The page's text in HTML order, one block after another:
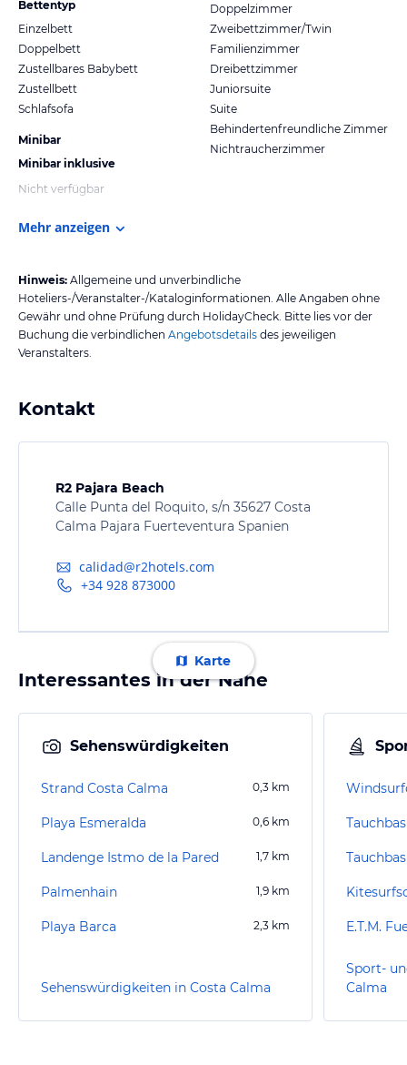
Bettentyp
Einzelbett
Doppelbett
Zustellbares Babybett
Zustellbett
Schlafsofa
Minibar
Minibar inklusive
Nicht verfügbar
Doppelzimmer
Zweibettzimmer/Twin
Familienzimmer
Dreibettzimmer
Juniorsuite
Suite
Behindertenfreundliche Zimmer
Nichtraucherzimmer
Mehr anzeigen
Hinweis: Allgemeine und unverbindliche
Hoteliers-/Veranstalter-/Kataloginformationen. Alle Angaben ohne
Gewähr und ohne Prüfung durch HolidayCheck. Bitte lies vor der
Buchung die verbindlichen Angebotsdetails des jeweiligen
Veranstalters.
Kontakt
R2 Pajara Beach
Calle Punta del Roquito, s/n 35627 Costa
Calma Pajara Fuerteventura Spanien
calidad@r2hotels.com
+34 928 873000
Karte
Interessantes in der Nähe
Sehenswürdigkeiten
Strand Costa Calma 0,3 km
Playa Esmeralda 0,6 km
Landenge Istmo de la Pared 1,7 km
Palmenhain 1,9 km
Playa Barca 2,3 km
Sehenswürdigkeiten in Costa Calma
Sport-
Calma